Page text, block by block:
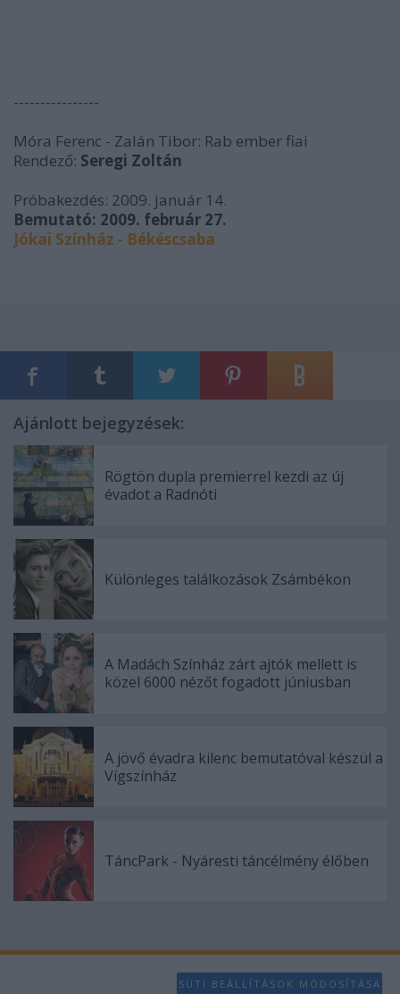
----------------
Móra Ferenc - Zalán Tibor: Rab ember fiai
Rendező: Seregi Zoltán
Próbakezdés: 2009. január 14.
Bemutató: 2009. február 27.
Jókai Színház - Békéscsaba
Ajánlott bejegyzések:
Rögtön dupla premierrel kezdi az új
évadot a Radnóti
Különleges találkozások Zsámbékon
A Madách Színház zárt ajtók mellett is
közel 6000 nézőt fogadott júniusban
A jövő évadra kilenc bemutatóval készül a
Vígszínház
TáncPark - Nyáresti táncélmény élőben
SÜTI BEÁLLÍTÁSOK MÓDOSÍTÁSA